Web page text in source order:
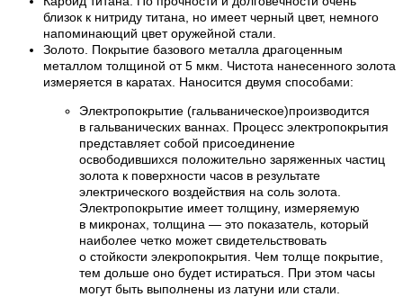
близок к нитриду титана, но имеет черный цвет, немного
напоминающий цвет оружейной стали.
Золото. Покрытие базового металла драгоценным
металлом толщиной от 5 мкм. Чистота нанесенного золота
измеряется в каратах. Наносится двумя способами:
Электропокрытие (гальваническое)производится
в гальванических ваннах. Процесс электропокрытия
представляет собой присоединение
освободившихся положительно заряженных частиц
золота к поверхности часов в результате
электрического воздействия на соль золота.
Электропокрытие имеет толщину, измеряемую
в микронах, толщина — это показатель, который
наиболее четко может свидетельствовать
о стойкости элекропокрытия. Чем толще покрытие,
тем дольше оно будет истираться. При этом часы
могут быть выполнены из латуни или стали.